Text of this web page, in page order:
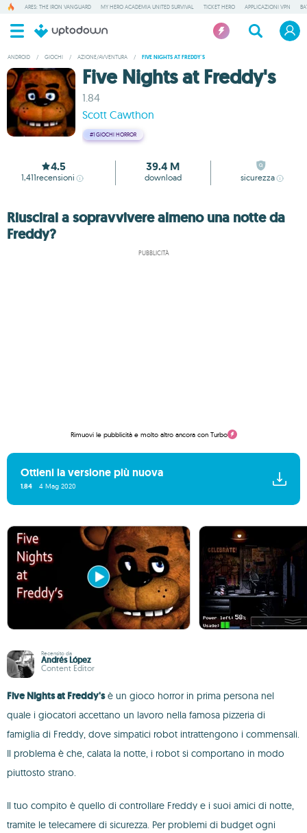
ARES: THE IRON VANGUARD MY HERO ACADEMIA UNITED SURVIVAL TICKET HERO APPLICAZIONI VPN
ANDROID / GIOCHI / AZIONE/AVVENTURA / FIVE NIGHTS AT FREDDY'S
Five Nights at Freddy's
1.84
Scott Cawthon
#1 GIOCHI HORROR
4.5
1,411recensioni
39.4 M
download sicurezza
Riuscirai a sopravvivere almeno una notte da
Freddy?
PUBBLICITÀ
Rimuovi le pubblicità e molto altro ancora con Turbo
Ottieni la versione più nuova
1.84 4 Mag 2020
Recensito da
Andrés López
Content Editor
Five Nights at Freddy'sè un gioco horror in prima persona nel
quale i giocatori accettano un lavoro nella famosa pizzeria di
famiglia di Freddy, dove simpatici robot intrattengono i commensali.
Il problema è che, calata la notte, i robot si comportano in modo
piuttosto strano.
Il tuo compito è quello di controllare Freddy e i suoi amici di notte,
tramite le telecamere di sicurezza. Per problemi di budget ogni